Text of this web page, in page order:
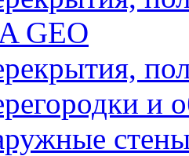
GEO
и